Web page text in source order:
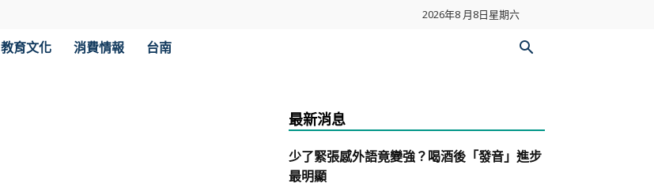
2026年8 月8日星期六
教育文化 消費情報 台南
最新消息
少了緊張感外語竟變強？喝酒後「發音」進步
最明顯